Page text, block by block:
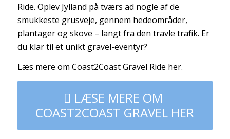
Ride. Oplev Jylland på tværs ad nogle af de
smukkeste grusveje, gennem hedeområder,
plantager og skove – langt fra den travle trafik. Er
du klar til et unikt gravel-eventyr?
Læs mere om Coast2Coast Gravel Ride her.
LÆSE MERE OM
COAST2COAST GRAVEL HER